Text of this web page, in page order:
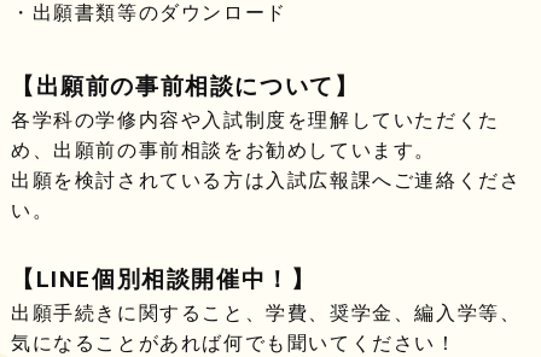
・出願書類等のダウンロード
【出願前の事前相談について】
各学科の学修内容や入試制度を理解していただくた
め、出願前の事前相談をお勧めしています。
出願を検討されている方は入試広報課へご連絡くださ
い。
【LINE個別相談開催中！】
出願手続きに関すること、学費、奨学金、編入学等、
気になることがあれば何でも聞いてください！